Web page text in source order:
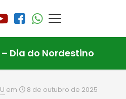
Dia do Nordestino
em 8 de outubro de 2025